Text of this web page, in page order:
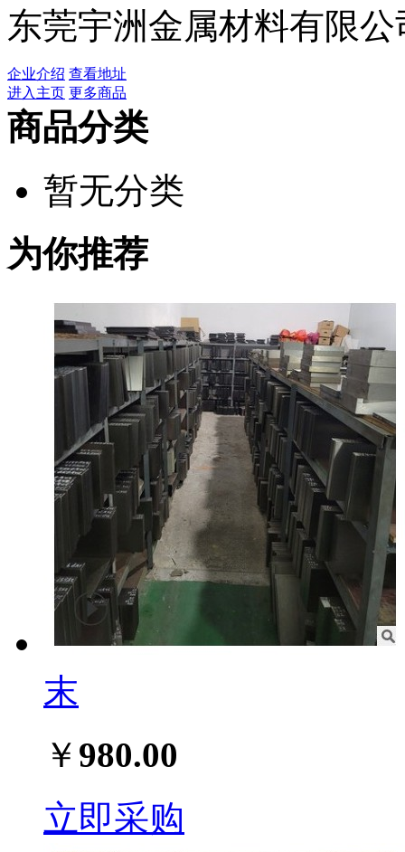
东莞宇洲金属材料有限公
企业介绍 查看地址
进入主页 更多商品
商品分类
暂无分类
为你推荐
末
￥ 980.00
立即采购